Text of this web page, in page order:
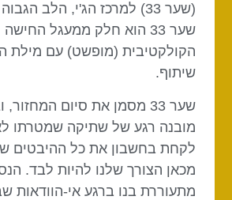
שער 33 הוא חלק ממעגל החישה
הקולקטיבית (מופשט) עם
שיתוף.
שער 33 מסמן את סיום
מובנה רגע של שתיקה שמטרתו
לקחת בחשבון את כל ההיבטים
מכאן הצורך שלנו להיות לבד.
מתעוררת בנו ברגע אי-הוודאות